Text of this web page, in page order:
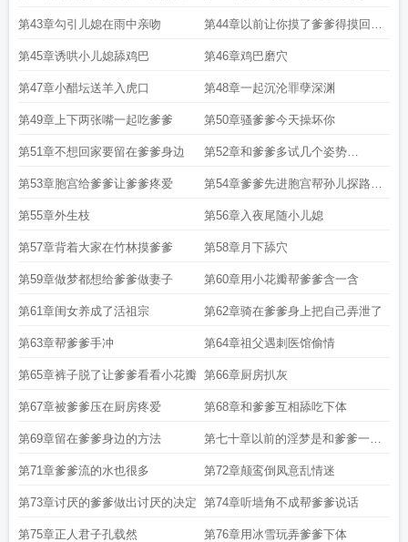
自由 公爹拉皮
第43章勾引儿媳在雨中亲吻 第44章以前让你摸了爹爹得摸回来
才公平
第45章诱哄小儿媳舔鸡巴 第46章鸡巴磨穴
第47章小醋坛送羊入虎口 第48章一起沉沦罪孽深渊
第49章上下两张嘴一起吃爹爹 第50章骚爹爹今天操坏你
第51章不想回家要留在爹爹身边 第52章和爹爹多试几个姿势
Рo1⒏red
第53章胞宫给爹爹让爹爹疼爱 第54章爹爹先进胞宫帮孙儿探路暖
房
第55章外生枝 第56章入夜尾随小儿媳
第57章背着大家在竹林摸爹爹 第58章月下舔穴
第59章做梦都想给爹爹做妻子 第60章用小花瓣帮爹爹含一含
第61章闺女养成了活祖宗 第62章骑在爹爹身上把自己弄泄了
第63章帮爹爹手冲 第64章祖父遇刺医馆偷情
第65章裤子脱了让爹爹看看小花瓣 第66章厨房扒灰
第67章被爹爹压在厨房疼爱 第68章和爹爹互相舔吃下体
第69章留在爹爹身边的方法 第七十章以前的淫梦是和爹爹一起
做的
第71章爹爹流的水也很多 第72章颠鸾倒凤意乱情迷
第73章讨厌的爹爹做出讨厌的决定 第74章听墙角不成帮爹爹说话
第75章正人君子孔载然 第76章用冰雪玩弄爹爹下体